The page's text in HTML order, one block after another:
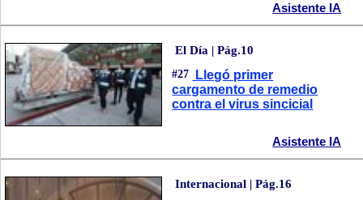
Asistente IA
El Día | Pág.10
#27
Llegó primer
cargamento de remedio
contra el virus sincicial
Asistente IA
Internacional | Pág.16